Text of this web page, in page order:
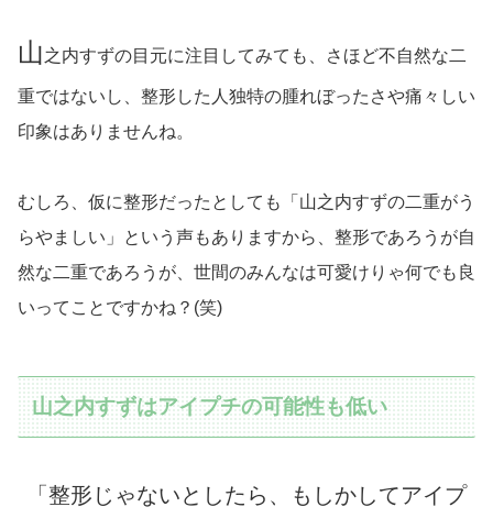
山之内すずの目元に注目してみても、さほど不自然な二
重ではないし、整形した人独特の腫れぼったさや痛々しい
印象はありませんね。
むしろ、仮に整形だったとしても「山之内すずの二重がう
らやましい」という声もありますから、整形であろうが自
然な二重であろうが、世間のみんなは可愛けりゃ何でも良
いってことですかね？(笑)
山之内すずはアイプチの可能性も低い
「整形じゃないとしたら、もしかしてアイプ